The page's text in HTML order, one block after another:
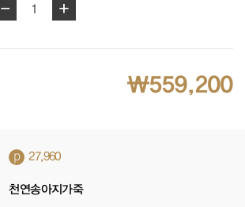
- 1 +
₩559,200
p 27,960
천연송아지가죽